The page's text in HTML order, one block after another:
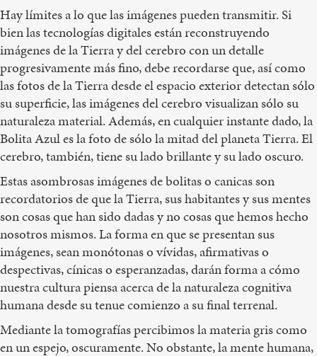
Hay límites a lo que las imágenes pueden transmitir. Si
bien las tecnologías digitales están reconstruyendo
imágenes de la Tierra y del cerebro con un detalle
progresivamente más fino, debe recordarse que, así como
las fotos de la Tierra desde el espacio exterior detectan sólo
su superficie, las imágenes del cerebro visualizan sólo su
naturaleza material. Además, en cualquier instante dado, la
Bolita Azul es la foto de sólo la mitad del planeta Tierra. El
cerebro, también, tiene su lado brillante y su lado oscuro.
Estas asombrosas imágenes de bolitas o canicas son
recordatorios de que la Tierra, sus habitantes y sus mentes
son cosas que han sido dadas y no cosas que hemos hecho
nosotros mismos. La forma en que se presentan sus
imágenes, sean monótonas o vívidas, afirmativas o
despectivas, cínicas o esperanzadas, darán forma a cómo
nuestra cultura piensa acerca de la naturaleza cognitiva
humana desde su tenue comienzo a su final terrenal.
Mediante la tomografías percibimos la materia gris como
en un espejo, oscuramente. No obstante, la mente humana,